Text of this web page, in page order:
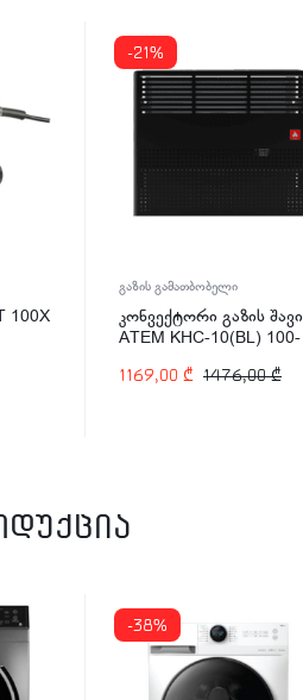
100X
-21%
გაზის გამათბობელი
კონვექტორი გაზის შავი
ATEM KHC-10(BL) 100-
1476,00₾
1169,00 ₾
-38%